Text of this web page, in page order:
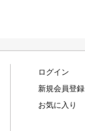
ログイン
新規会員登録
お気に入り